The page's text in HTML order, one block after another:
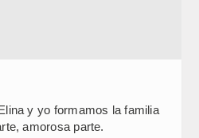
y yo formamos la familia
amorosa parte.